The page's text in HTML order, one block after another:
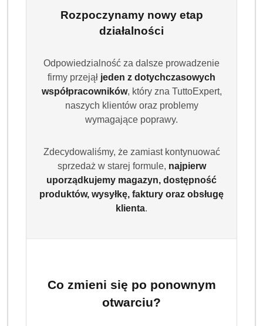
(0)
Brak towaru
Persil Professional Deep Clean Rose
Uniwersalnego 7 kg 46 prań
Persil Professional Deep Clean Rose to wydajny proszek
do prania białych, jasnych i uniwersalnych tkanin w
opakowaniu 7 kg. Skutecznie usuwa codzienne
Powiadom gdy produkt będzie dostępny
Rozpoczynamy nowy etap
działalności
Odpowiedzialność za dalsze prowadzenie
firmy przejął jeden z dotychczasowych
współpracowników, który zna TuttoExpert,
naszych klientów oraz problemy
wymagające poprawy.
Zdecydowaliśmy, że zamiast kontynuować
sprzedaż w starej formule, najpierw
uporządkujemy magazyn, dostępność
produktów, wysyłkę, faktury oraz obsługę
klienta.
Co zmieni się po ponownym
otwarciu?